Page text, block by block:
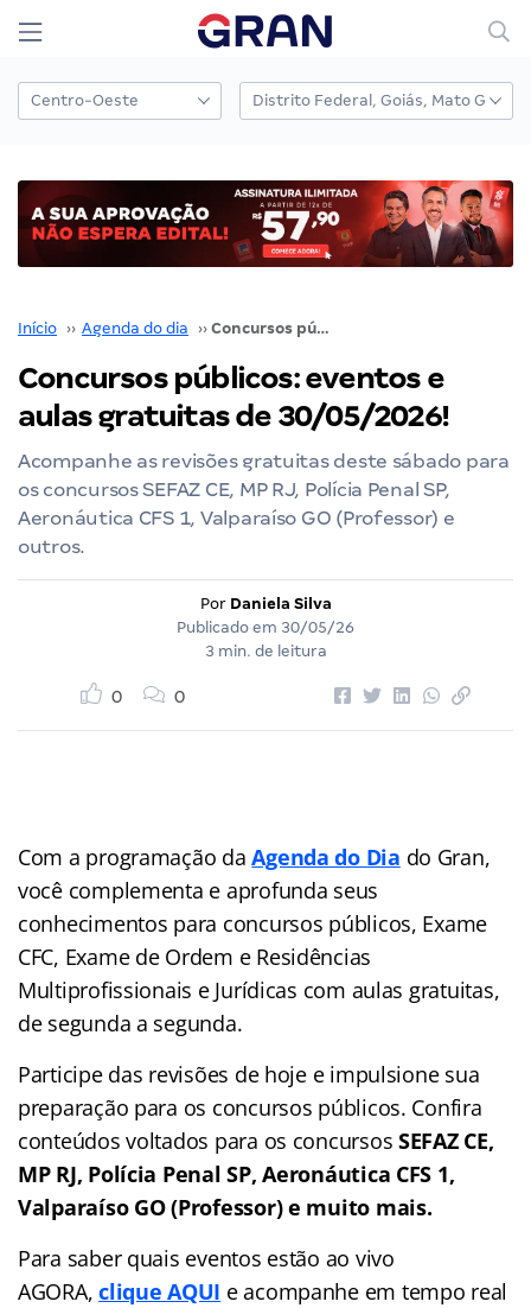
Início ›› Agenda do dia ›› Concursos públicos: eventos e aulas gratuitas de 30/05/2026!
Concursos públicos: eventos e
aulas gratuitas de 30/05/2026!
Acompanhe as revisões gratuitas deste sábado para
os concursos SEFAZ CE, MP RJ, Polícia Penal SP,
Aeronáutica CFS 1, Valparaíso GO (Professor) e
outros.
Por Daniela Silva
Publicado em 30/05/26
3 min. de leitura
0 0
Com a programação daAgenda do Dia do Gran,
você complementa e aprofunda seus
conhecimentos para concursos públicos, Exame
CFC, Exame de Ordem e Residências
Multiprofissionais e Jurídicas com aulas gratuitas,
de segunda a segunda.
Participe das revisões de hoje e impulsione sua
preparação para os concursos públicos. Confira
conteúdos voltados para os concursosSEFAZ CE,
MP RJ, Polícia Penal SP, Aeronáutica CFS 1,
Valparaíso GO (Professor) e muito mais.
Para saber quais eventos estão ao vivo
AGORA,clique AQUI e acompanhe em tempo real